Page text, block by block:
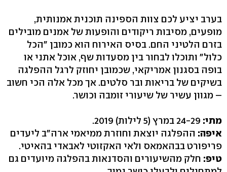
בערב יציע לכם צוות הספינה תוכנית אמנותית,
מופעים, מסיבות ריקודים והופעות של אמנים מובילים
בזרם הלטיני החם. בסיס האירוח הוא כמובן "הכל
כלול" ותוכלו לבחור בין מסעדות שף, אוכל אתני או
בופה בסגנון אמריקאי, שכמובן יחוזק לרגל ההפלגה
בשיקים של בריאות ובר סלטים. אך מכל אלה הכי חשוב
– מגוון עשיר של שיעורי זומבה וכושר.
מתי:
איפה: ההפלגה יוצאת וחוזרת ממיאמי ארה"ב ליעדים
פריפורט בבהאמאס ולאי האקזוטי לאבאדי בהאיטי.
טיפ: חלק מהשיעורים והסדנאות בהפלגה מיועדים גם